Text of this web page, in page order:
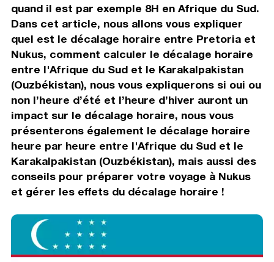
quand il est par exemple 8H en Afrique du Sud.
Dans cet article, nous allons vous expliquer
quel est le décalage horaire entre Pretoria et
Nukus, comment calculer le décalage horaire
entre l'Afrique du Sud et le Karakalpakistan
(Ouzbékistan), nous vous expliquerons si oui ou
non l’heure d’été et l’heure d’hiver auront un
impact sur le décalage horaire, nous vous
présenterons également le décalage horaire
heure par heure entre l'Afrique du Sud et le
Karakalpakistan (Ouzbékistan), mais aussi des
conseils pour préparer votre voyage à Nukus
et gérer les effets du décalage horaire !